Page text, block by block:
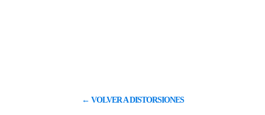
← VOLVER A DISTORSIONES